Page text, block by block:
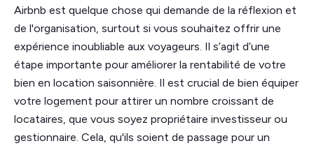
Airbnb est quelque chose qui demande de la réflexion et
de l'organisation, surtout si vous souhaitez offrir une
expérience inoubliable aux voyageurs. Il s’agit d’une
étape importante pour améliorer la rentabilité de votre
bien en location saisonnière. Il est crucial de bien équiper
votre logement pour attirer un nombre croissant de
locataires, que vous soyez propriétaire investisseur ou
gestionnaire. Cela, qu'ils soient de passage pour un